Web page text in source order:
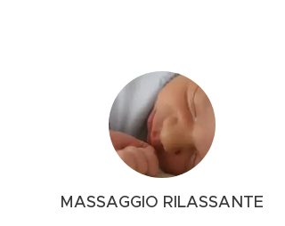
MASSAGGIO RILASSANTE